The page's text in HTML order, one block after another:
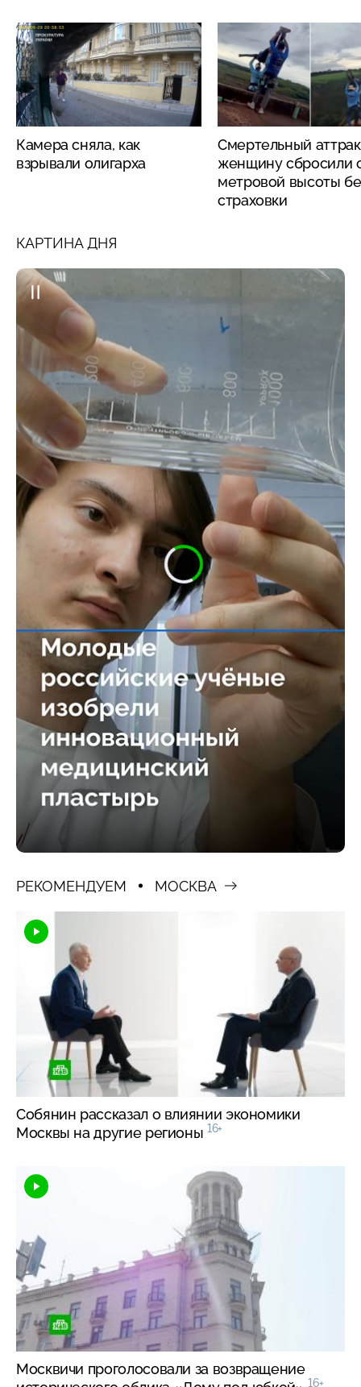
Камера сняла, как
взрывали олигарха
Смертельный
женщину сбросили
метровой высоты
страховки
КАРТИНА ДНЯ
РЕКОМЕНДУЕМ МОСКВА
Собянин рассказал о влиянии экономики
Москвы на другие регионы 16+
Москвичи проголосовали за возвращение
16+